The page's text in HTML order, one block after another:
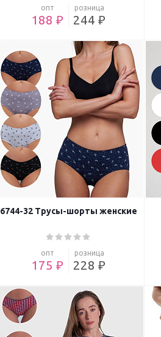
опт
188 ₽
розница
244 ₽
6744-32 Трусы-шорты женские
опт
175 ₽
розница
228 ₽